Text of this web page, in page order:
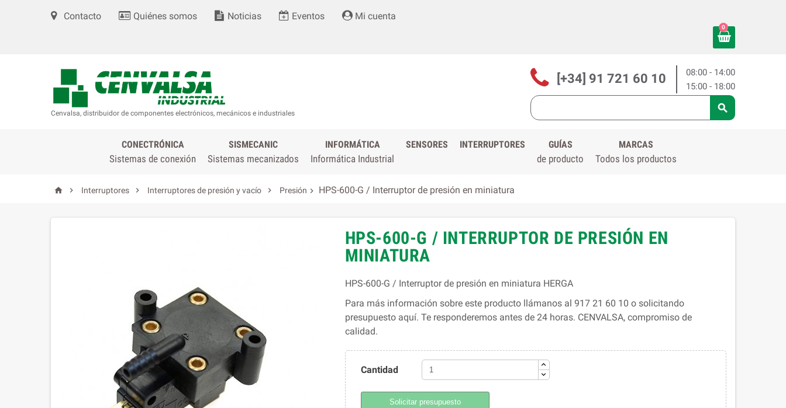
Contacto Quiénes somos Noticias Eventos Mi cuenta
0
Cenvalsa, distribuidor de componentes electrónicos, mecánicos e industriales
08:00 - 14:00
15:00 - 18:00
[+34] 91 721 60 10

CONECTRÓNICA
Sistemas de conexión
SISMECANIC
Sistemas mecanizados
INFORMÁTICA
Informática Industrial
SENSORES INTERRUPTORES GUÍAS
de producto
MARCAS
Todos los productos
  Interruptores  Interruptores de presión y vacío  Presión  HPS-600-G / Interruptor de presión en miniatura
HPS-600-G / INTERRUPTOR DE PRESIÓN EN
MINIATURA
HPS-600-G / Interruptor de presión en miniatura HERGA
Para más información sobre este producto llámanos al 917 21 60 10 o solicitando
presupuesto aquí. Te responderemos antes de 24 horas. CENVALSA, compromiso de
calidad.
Cantidad
Solicitar presupuesto